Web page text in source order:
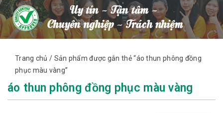
Trang chủ / Sản phẩm được gắn thẻ “áo thun phông đồng
phục màu vàng”
áo thun phông đồng phục màu vàng